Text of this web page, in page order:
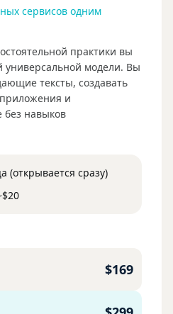
сервисов одним
практики вы
универсальной модели. Вы
тексты, создавать
и
без навыков
(открывается сразу)
$169